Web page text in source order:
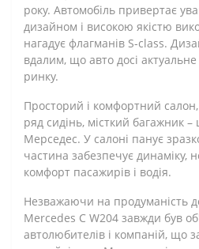
року. Автомобіль привертає
дизайном і високою якістю
нагадує флагманів S-class.
вдалим, що авто досі
ринку.
Просторий і комфортний
ряд сидінь, місткий багажник
Мерседес. У салоні панує
частина забезпечує динаміку,
комфорт пасажирів і водія.
Незважаючи на продуманість
Mercedes C W204 завжди був
автолюбителів і компаній, що